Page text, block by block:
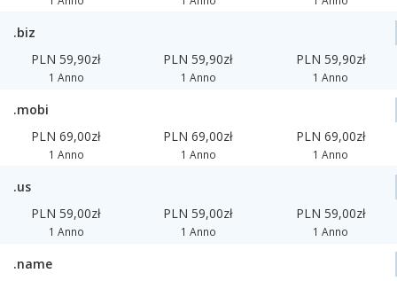
.biz
PLN 59,90zł
1 Anno
PLN 59,90zł
1 Anno
PLN 59,90zł
1 Anno
.mobi
PLN 69,00zł
1 Anno
PLN 69,00zł
1 Anno
PLN 69,00zł
1 Anno
.us
PLN 59,00zł
1 Anno
PLN 59,00zł
1 Anno
PLN 59,00zł
1 Anno
.name